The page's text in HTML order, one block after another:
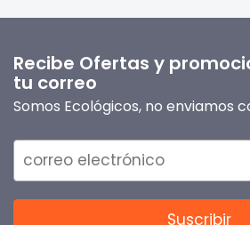
Recibe Ofertas y
tu correo
Somos Ecológicos, no enviamos